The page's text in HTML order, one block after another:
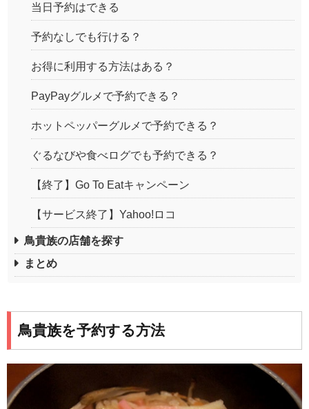
当日予約はできる
予約なしでも行ける？
お得に利用する方法はある？
PayPayグルメで予約できる？
ホットペッパーグルメで予約できる？
ぐるなびや食べログでも予約できる？
【終了】Go To Eatキャンペーン
【サービス終了】Yahoo!ロコ
鳥貴族の店舗を探す
まとめ
鳥貴族を予約する方法